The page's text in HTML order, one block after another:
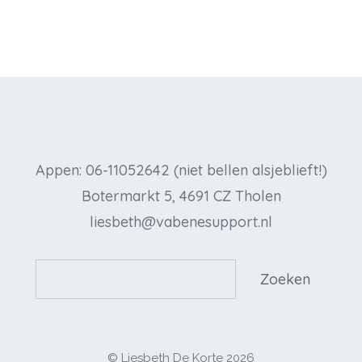
Appen: 06-11052642 (niet bellen alsjeblieft!)
Botermarkt 5, 4691 CZ Tholen
liesbeth@vabenesupport.nl
Zoeken
© Liesbeth De Korte 2026